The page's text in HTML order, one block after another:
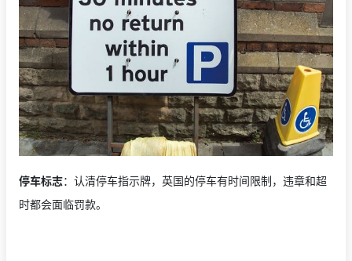
停车标志：认清停车指示牌，英国的停车有时间限制，违章和超
时都会面临罚款。